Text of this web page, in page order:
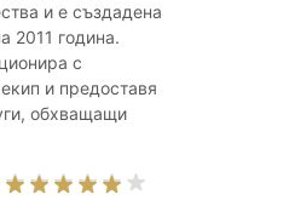
и е създадена
2011 година.
с
и предоставя
обхващащи